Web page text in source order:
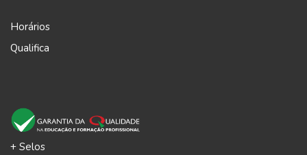
Horários
Qualifica
+ Selos